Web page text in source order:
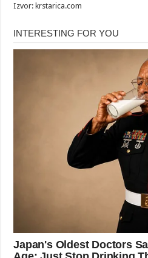
Izvor: krstarica.com